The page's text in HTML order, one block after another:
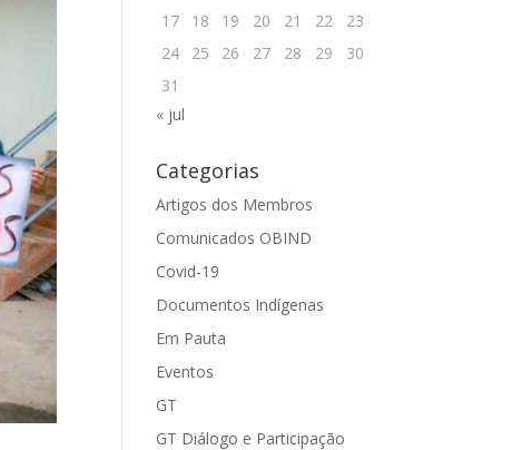
17
18 19 20 21 22
23
24
25 26 27 28 29
30
31
« jul
Categorias
Artigos dos Membros
Comunicados OBIND
Covid-19
Documentos Indígenas
Em Pauta
Eventos
GT
GT Diálogo e Participação